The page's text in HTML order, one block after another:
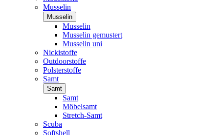
Musselin
Musselin
Musselin
Musselin gemustert
Musselin uni
Nickistoffe
Outdoorstoffe
Polsterstoffe
Samt
Samt
Samt
Möbelsamt
Stretch-Samt
Scuba
Softshell